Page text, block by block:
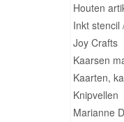
Houten
Inkt stencil
Joy Crafts
Kaarsen
Kaarten,
Knipvellen
Marianne